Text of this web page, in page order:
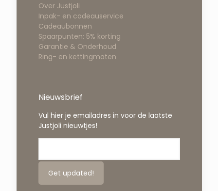
Over Justjoli
Inpak- en cadeauservice
Cadeaubonnen
Spaarpunten: 5% korting
Garantie & Onderhoud
Ring- en kettingmaten
Nieuwsbrief
Vul hier je emailadres in voor de laatste
Justjoli nieuwtjes!